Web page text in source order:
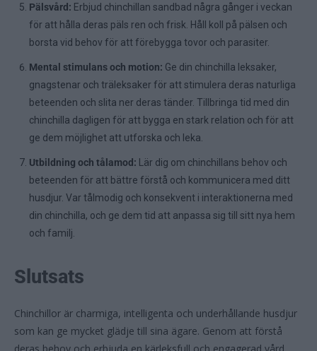
Pälsvård: Erbjud chinchillan sandbad några gånger i veckan
för att hålla deras päls ren och frisk. Håll koll på pälsen och
borsta vid behov för att förebygga tovor och parasiter.
Mental stimulans och motion: Ge din chinchilla leksaker,
gnagstenar och träleksaker för att stimulera deras naturliga
beteenden och slita ner deras tänder. Tillbringa tid med din
chinchilla dagligen för att bygga en stark relation och för att
ge dem möjlighet att utforska och leka.
Utbildning och tålamod: Lär dig om chinchillans behov och
beteenden för att bättre förstå och kommunicera med ditt
husdjur. Var tålmodig och konsekvent i interaktionerna med
din chinchilla, och ge dem tid att anpassa sig till sitt nya hem
och familj.
Slutsats
Chinchillor är charmiga, intelligenta och underhållande husdjur
som kan ge mycket glädje till sina ägare. Genom att förstå